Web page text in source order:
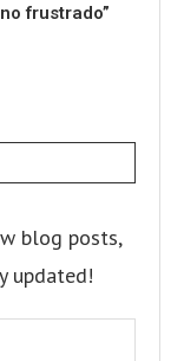
frustrado”
blog posts,
updated!